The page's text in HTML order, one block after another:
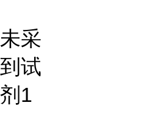
未采
到试
剂1